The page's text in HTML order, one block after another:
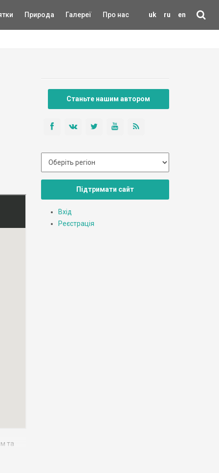
uk ru en
Природа Галереї Про нас
та
Станьте нашим автором
Підтримати сайт
Вхід
Реєстрація